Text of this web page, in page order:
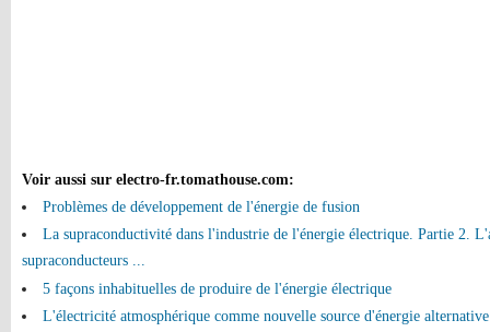
Voir aussi sur electro-fr.tomathouse.com:
Problèmes de développement de l'énergie de fusion
La supraconductivité dans l'industrie de l'énergie électrique. Partie 2.
supraconducteurs ...
5 façons inhabituelles de produire de l'énergie électrique
L'électricité atmosphérique comme nouvelle source d'énergie alternative